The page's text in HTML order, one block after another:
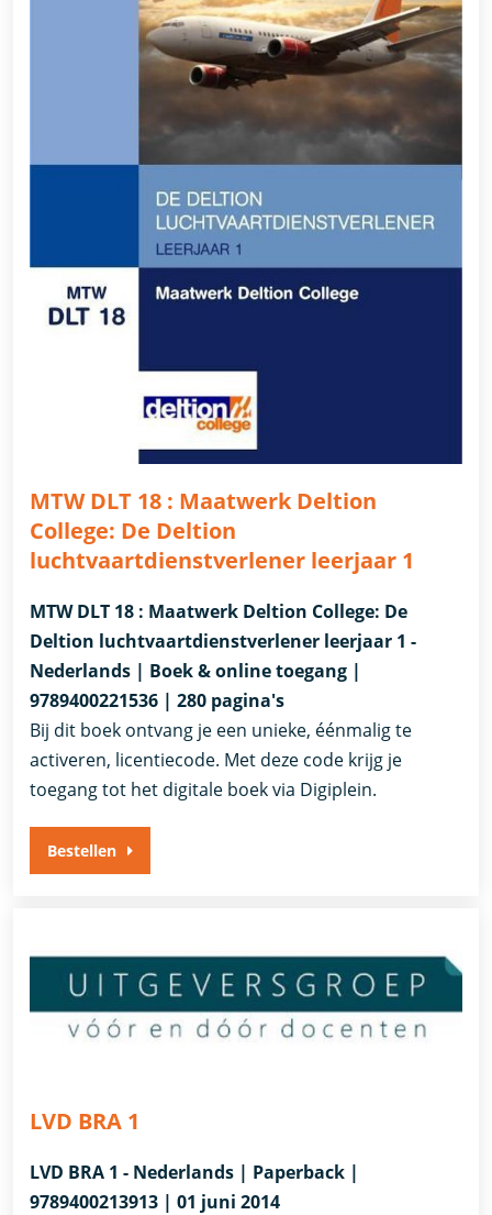
MTW DLT 18 : Maatwerk Deltion
College: De Deltion
luchtvaartdienstverlener leerjaar 1
MTW DLT 18 : Maatwerk Deltion College: De
Deltion luchtvaartdienstverlener leerjaar 1 -
Nederlands | Boek & online toegang |
9789400221536 | 280 pagina's
Bij dit boek ontvang je een unieke, éénmalig te
activeren, licentiecode. Met deze code krijg je
toegang tot het digitale boek via Digiplein.
Bestellen
LVD BRA 1
LVD BRA 1 - Nederlands | Paperback |
9789400213913 | 01 juni 2014